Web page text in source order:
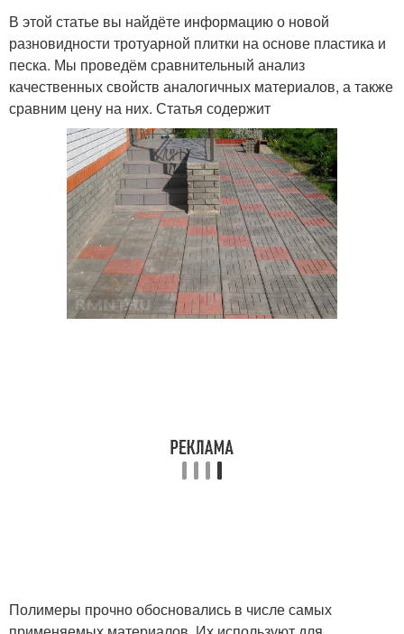
В этой статье вы найдёте информацию о новой
разновидности тротуарной плитки на основе пластика и
песка. Мы проведём сравнительный анализ
качественных свойств аналогичных материалов, а также
сравним цену на них. Статья содержит
Полимеры прочно обосновались в числе самых